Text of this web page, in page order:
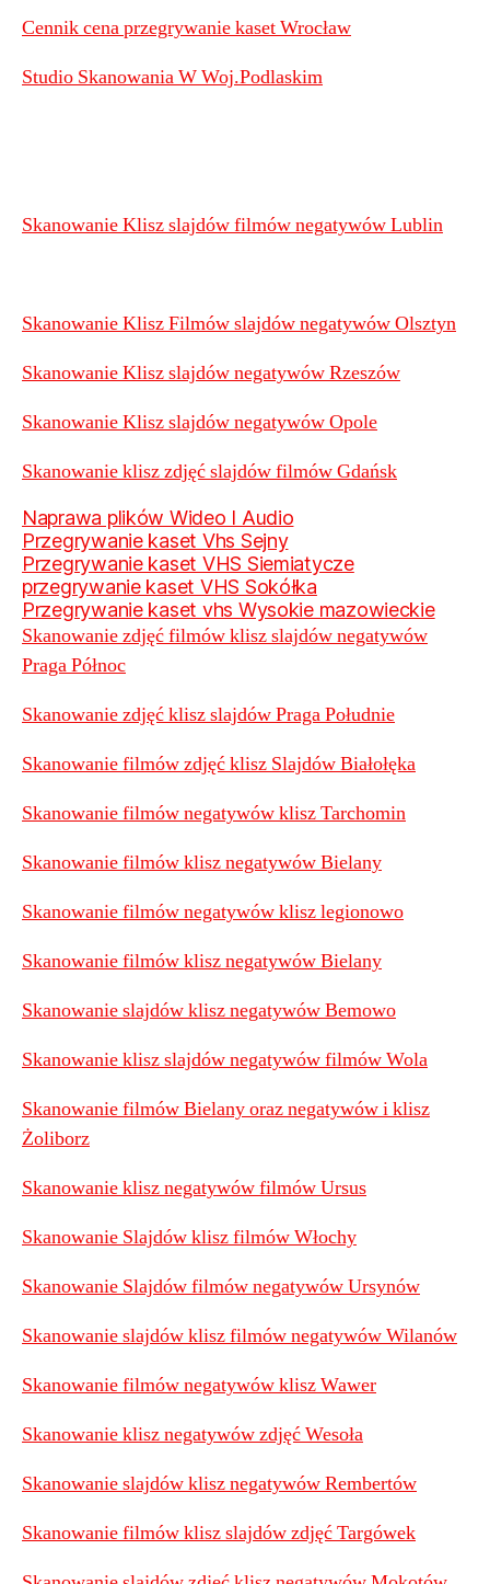
Cennik cena przegrywanie kaset Wrocław
Studio Skanowania W Woj.Podlaskim
Skanowanie Klisz slajdów filmów negatywów Lublin
Skanowanie Klisz Filmów slajdów negatywów Olsztyn
Skanowanie Klisz slajdów negatywów Rzeszów
Skanowanie Klisz slajdów negatywów Opole
Skanowanie klisz zdjęć slajdów filmów Gdańsk
Naprawa plików Wideo I Audio
Przegrywanie kaset Vhs Sejny
Przegrywanie kaset VHS Siemiatycze
przegrywanie kaset VHS Sokółka
Przegrywanie kaset vhs Wysokie mazowieckie
Skanowanie zdjęć filmów klisz slajdów negatywów
Praga Północ
Skanowanie zdjęć klisz slajdów Praga Południe
Skanowanie filmów zdjęć klisz Slajdów Białołęka
Skanowanie filmów negatywów klisz Tarchomin
Skanowanie filmów klisz negatywów Bielany
Skanowanie filmów negatywów klisz legionowo
Skanowanie filmów klisz negatywów Bielany
Skanowanie slajdów klisz negatywów Bemowo
Skanowanie klisz slajdów negatywów filmów Wola
Skanowanie filmów Bielany oraz negatywów i klisz
Żoliborz
Skanowanie klisz negatywów filmów Ursus
Skanowanie Slajdów klisz filmów Włochy
Skanowanie Slajdów filmów negatywów Ursynów
Skanowanie slajdów klisz filmów negatywów Wilanów
Skanowanie filmów negatywów klisz Wawer
Skanowanie klisz negatywów zdjęć Wesoła
Skanowanie slajdów klisz negatywów Rembertów
Skanowanie filmów klisz slajdów zdjęć Targówek